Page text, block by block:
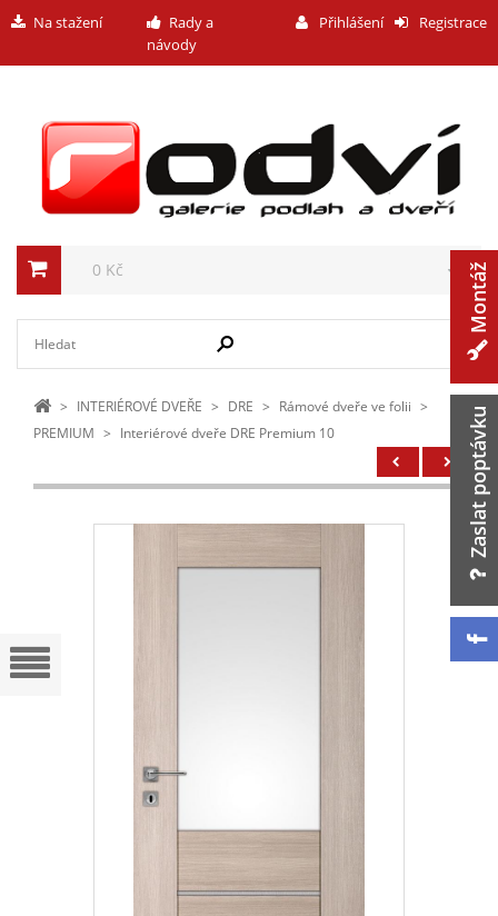
Registrace
Přihlášení
Na stažení
Rady a
návody
0 Kč
> INTERIÉROVÉ DVEŘE > DRE > Rámové dveře ve folii >
PREMIUM > Interiérové dveře DRE Premium 10
Montáž
Zaslat poptávku